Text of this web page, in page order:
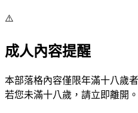
⚠️
成人內容提醒
本部落格內容僅限年滿十八歲
若您未滿十八歲，請立即離開。